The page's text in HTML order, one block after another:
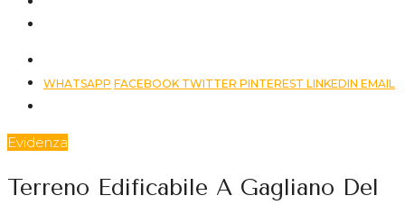
WHATSAPP FACEBOOK TWITTER PINTEREST LINKEDIN EMAIL
Evidenza
Terreno Edificabile A Gagliano Del